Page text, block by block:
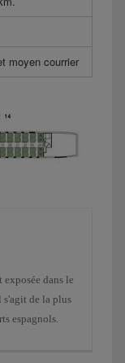
moyen courrier
dans le
s'agit de la plus
espagnols.